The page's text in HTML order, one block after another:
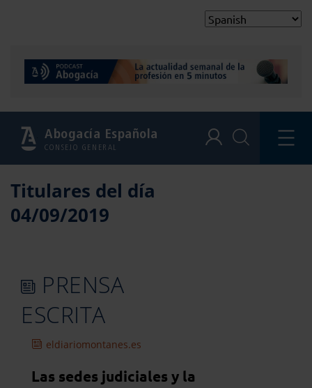
Abogacía Española
CONSEJO GENERAL
Titulares del día
04/09/2019
PRENSA
ESCRITA
eldiariomontanes.es
Las sedes judiciales y la